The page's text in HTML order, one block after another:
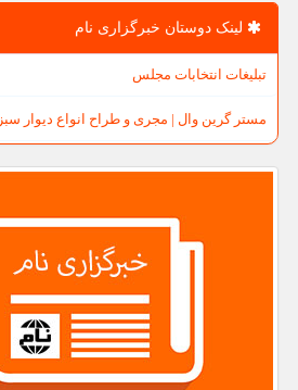
لینک دوستان خبرگزاری نام
تبلیغات انتخابات مجلس
مستر گرین وال | مجری و طراح انواع دیوار سبز